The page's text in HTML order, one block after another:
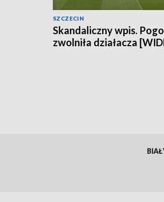
SZCZECIN
Skandaliczny wpis.
zwolniła działacza